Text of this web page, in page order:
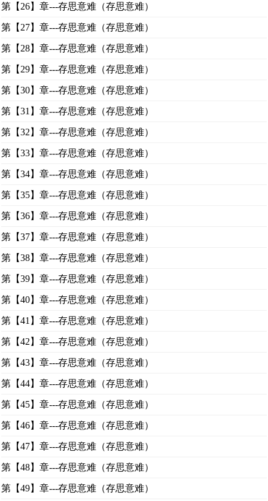
第【26】章---存思意难（存思意难）
第【27】章---存思意难（存思意难）
第【28】章---存思意难（存思意难）
第【29】章---存思意难（存思意难）
第【30】章---存思意难（存思意难）
第【31】章---存思意难（存思意难）
第【32】章---存思意难（存思意难）
第【33】章---存思意难（存思意难）
第【34】章---存思意难（存思意难）
第【35】章---存思意难（存思意难）
第【36】章---存思意难（存思意难）
第【37】章---存思意难（存思意难）
第【38】章---存思意难（存思意难）
第【39】章---存思意难（存思意难）
第【40】章---存思意难（存思意难）
第【41】章---存思意难（存思意难）
第【42】章---存思意难（存思意难）
第【43】章---存思意难（存思意难）
第【44】章---存思意难（存思意难）
第【45】章---存思意难（存思意难）
第【46】章---存思意难（存思意难）
第【47】章---存思意难（存思意难）
第【48】章---存思意难（存思意难）
第【49】章---存思意难（存思意难）